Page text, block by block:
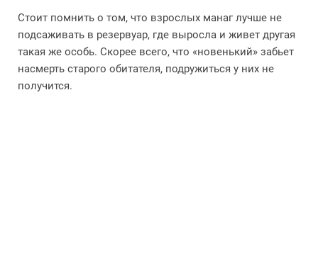
Стоит помнить о том, что взрослых манаг лучше не
подсаживать в резервуар, где выросла и живет другая
такая же особь. Скорее всего, что «новенький» забьет
насмерть старого обитателя, подружиться у них не
получится.